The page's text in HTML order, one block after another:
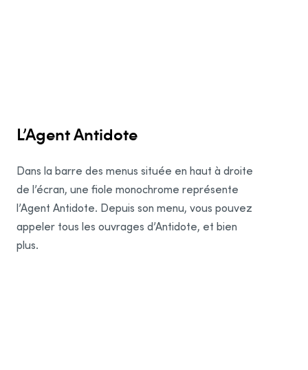
DayOne
Nisus Express
Nisus Pro
Opera
L’Agent Antidote
Dans la barre des menus située en haut à droite
de l’écran, une fiole monochrome représente
l’Agent Antidote. Depuis son menu, vous pouvez
appeler tous les ouvrages d’Antidote, et bien
plus.